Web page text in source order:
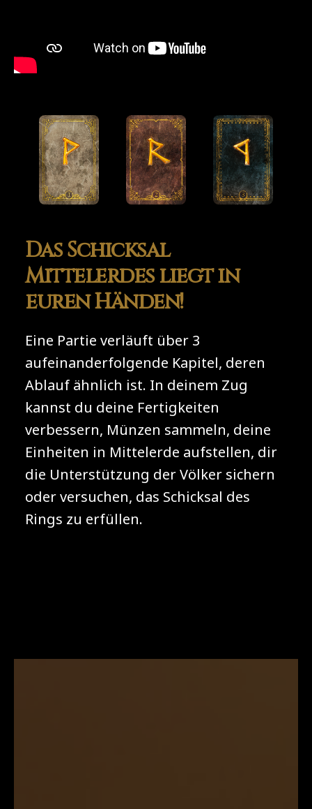
Das Schicksal
Mittelerdes liegt in
euren Händen!
Eine Partie verläuft über 3
aufeinanderfolgende Kapitel, deren
Ablauf ähnlich ist. In deinem Zug
kannst du deine Fertigkeiten
verbessern, Münzen sammeln, deine
Einheiten in Mittelerde aufstellen, dir
die Unterstützung der Völker sichern
oder versuchen, das Schicksal des
Rings zu erfüllen.